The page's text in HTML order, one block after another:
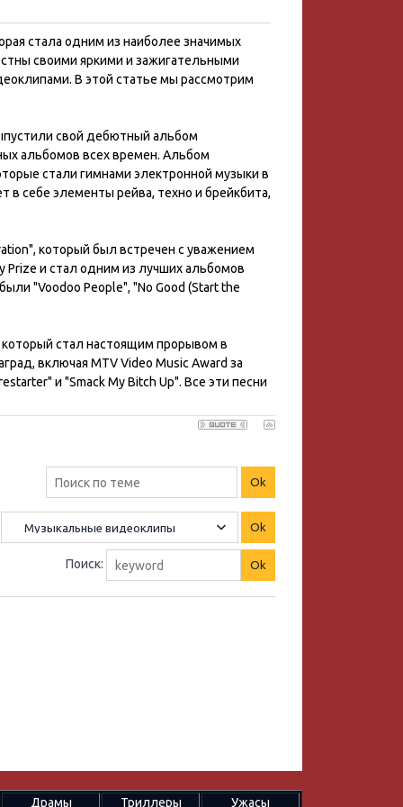
стала одним из наиболее значимых
своими яркими и зажигательными
В этой статье мы рассмотрим
свой дебютный альбом
альбомов всех времен. Альбом
стали гимнами электронной музыки в
в себе элементы рейва, техно и брейкбита,
который был встречен с уважением
и стал одним из лучших альбомов
"Voodoo People", "No Good (Start the
который стал настоящим прорывом в
включая MTV Video Music Award за
и "Smack My Bitch Up". Все эти песни
Поиск:
Драмы Триллеры Ужасы